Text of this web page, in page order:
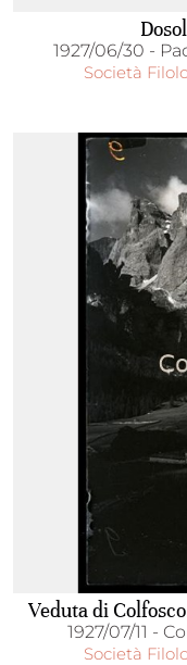
1927/06/30 -
Società
Veduta di
1927/07/11 -
Società